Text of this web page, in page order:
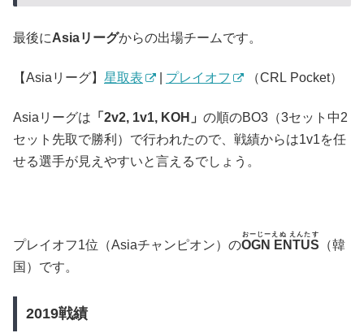
最後にAsiaリーグからの出場チームです。
【Asiaリーグ】 星取表 プレイオフ （CRL Pocket）
Asiaリーグは 「2v2, 1v1, KOH」 の順のBO3（3セット中2
セット先取で勝利）で行われたので、戦績からは1v1を任
せる選手が見えやすいと言えるでしょう。
プレイオフ1位（Asiaチャンピオン）のOGN ENTUS
おーじーえぬ えんたす
（韓
国）です。
2019戦績